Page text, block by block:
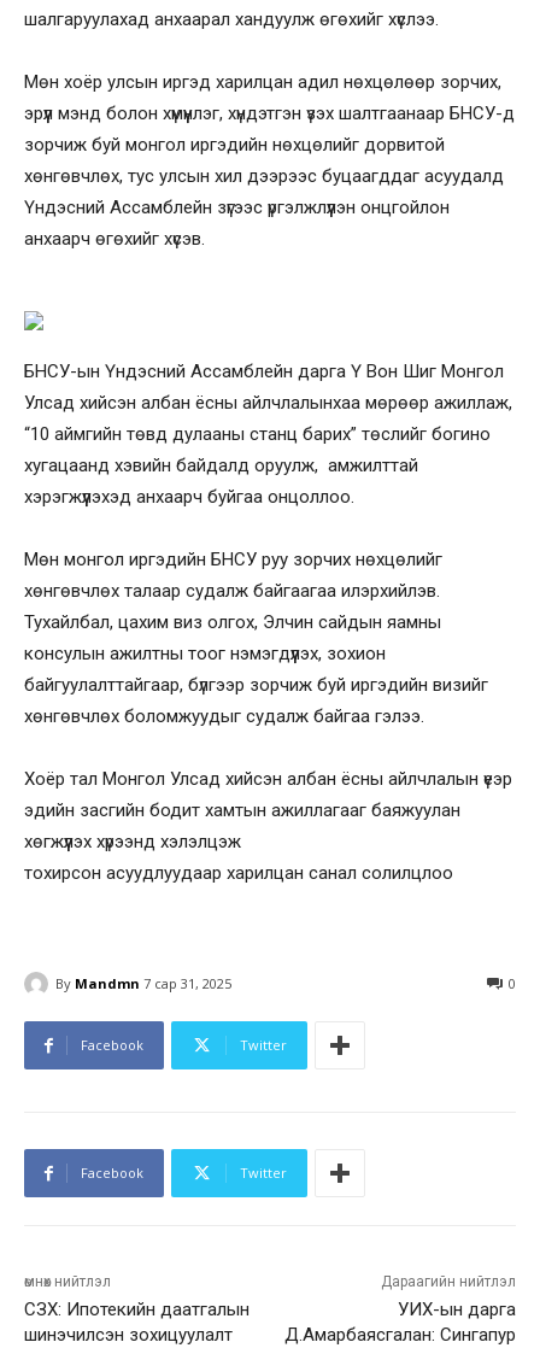
шалгаруулахад анхаарал хандуулж өгөхийг хүслээ.
Мөн хоёр улсын иргэд харилцан адил нөхцөлөөр зорчих,
эрүүл мэнд болон хүмүүнлэг, хүндэтгэн үзэх шалтгаанаар БНСУ-д
зорчиж буй монгол иргэдийн нөхцөлийг дорвитой
хөнгөвчлөх, тус улсын хил дээрээс буцаагддаг асуудалд
Үндэсний Ассамблейн зүгээс үргэлжлүүлэн онцгойлон
анхаарч өгөхийг хүсэв.
БНСУ-ын Үндэсний Ассамблейн дарга Ү Вон Шиг Монгол
Улсад хийсэн албан ёсны айлчлалынхаа мөрөөр ажиллаж,
“10 аймгийн төвд дулааны станц барих” төслийг богино
хугацаанд хэвийн байдалд оруулж, амжилттай
хэрэгжүүлэхэд анхаарч буйгаа онцоллоо.
Мөн монгол иргэдийн БНСУ руу зорчих нөхцөлийг
хөнгөвчлөх талаар судалж байгаагаа илэрхийлэв.
Тухайлбал, цахим виз олгох, Элчин сайдын яамны
консулын ажилтны тоог нэмэгдүүлэх, зохион
байгуулалттайгаар, бүлгээр зорчиж буй иргэдийн визийг
хөнгөвчлөх боломжуудыг судалж байгаа гэлээ.
Хоёр тал Монгол Улсад хийсэн албан ёсны айлчлалын үеэр
эдийн засгийн бодит хамтын ажиллагааг баяжуулан
хөгжүүлэх хүрээнд хэлэлцэж
тохирсон асуудлуудаар харилцан санал солилцлоо
By Mandmn 7 сар 31, 2025 0
Facebook Twitter
Facebook Twitter
өмнөх нийтлэл
СЗХ: Ипотекийн даатгалын
шинэчилсэн зохицуулалт
Дараагийн нийтлэл
УИХ-ын дарга
Д.Амарбаясгалан: Сингапур